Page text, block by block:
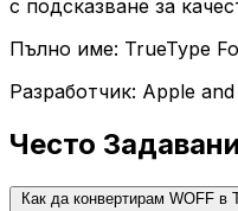
с подсказване за
Пълно име: TrueType
Разработчик: Apple
Често
Как да конвертирам WOFF в